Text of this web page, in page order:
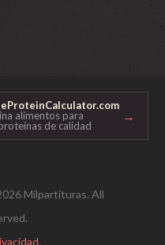
alimentos para
de calidad
→
Milpartituras. All